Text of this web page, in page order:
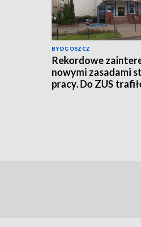
BYDGOSZCZ
Rekordowe
nowymi zasadami
pracy. Do ZUS